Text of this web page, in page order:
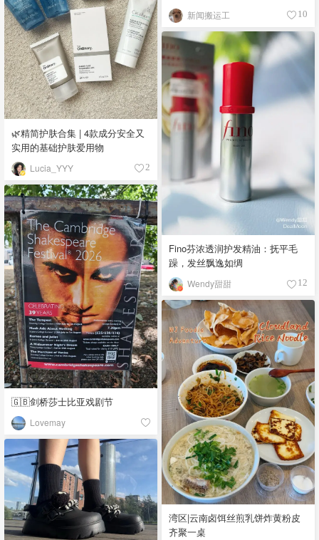
新闻搬运工 10
🌿精简护肤合集 | 4款成分安全又
实用的基础护肤爱用物
Lucia_YYY 2
Fino芬浓透润护发精油：抚平毛
躁，发丝飘逸如绸
Wendy甜甜 12
🇬🇧剑桥莎士比亚戏剧节
Lovemay
湾区|云南卤饵丝煎乳饼炸黄粉皮
齐聚一桌